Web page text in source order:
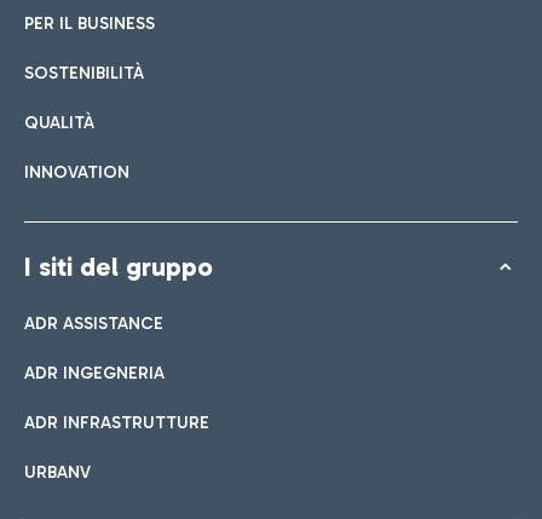
PER IL BUSINESS
SOSTENIBILITÀ
QUALITÀ
INNOVATION
I siti del gruppo
ADR ASSISTANCE
ADR INGEGNERIA
ADR INFRASTRUTTURE
URBANV